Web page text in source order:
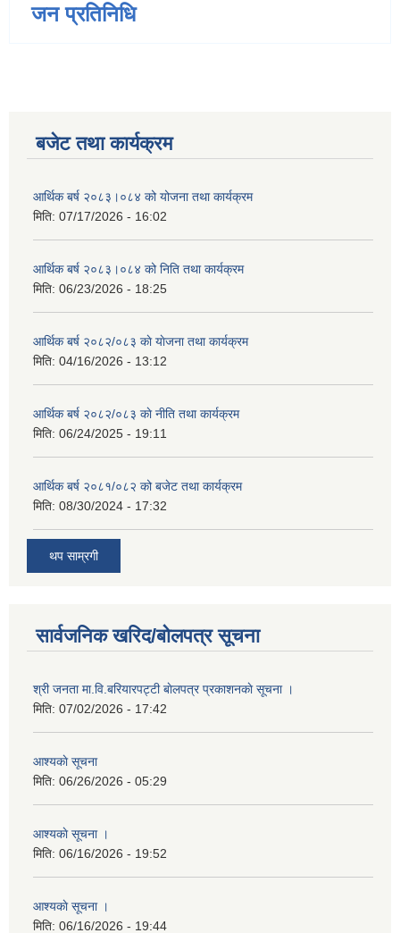
जन प्रतिनिधि
बजेट तथा कार्यक्रम
आर्थिक बर्ष २०८३।०८४ को योजना तथा कार्यक्रम
मिति: 07/17/2026 - 16:02
आर्थिक बर्ष २०८३।०८४ को निति तथा कार्यक्रम
मिति: 06/23/2026 - 18:25
आर्थिक बर्ष २०८२/०८३ काे याेजना तथा कार्यक्रम
मिति: 04/16/2026 - 13:12
आर्थिक बर्ष २०८२/०८३ काे नीति तथा कार्यक्रम
मिति: 06/24/2025 - 19:11
आर्थिक बर्ष २०८१/०८२ को बजेट तथा कार्यक्रम
मिति: 08/30/2024 - 17:32
थप साम्रगी
सार्वजनिक खरिद/बोलपत्र सूचना
श्री जनता मा.वि.बरियारपट्टी बाेलपत्र प्रकाशनकाे सूचना ।
मिति: 07/02/2026 - 17:42
आश्यकाे सूचना
मिति: 06/26/2026 - 05:29
आश्यकाे सूचना ।
मिति: 06/16/2026 - 19:52
आश्यकाे सूचना ।
मिति: 06/16/2026 - 19:44